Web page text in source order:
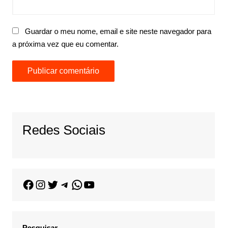
Guardar o meu nome, email e site neste navegador para
a próxima vez que eu comentar.
Redes Sociais